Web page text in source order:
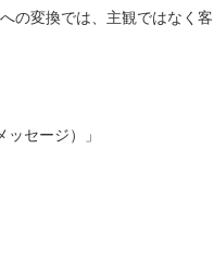
の変換では、主観ではなく客
セージ）」